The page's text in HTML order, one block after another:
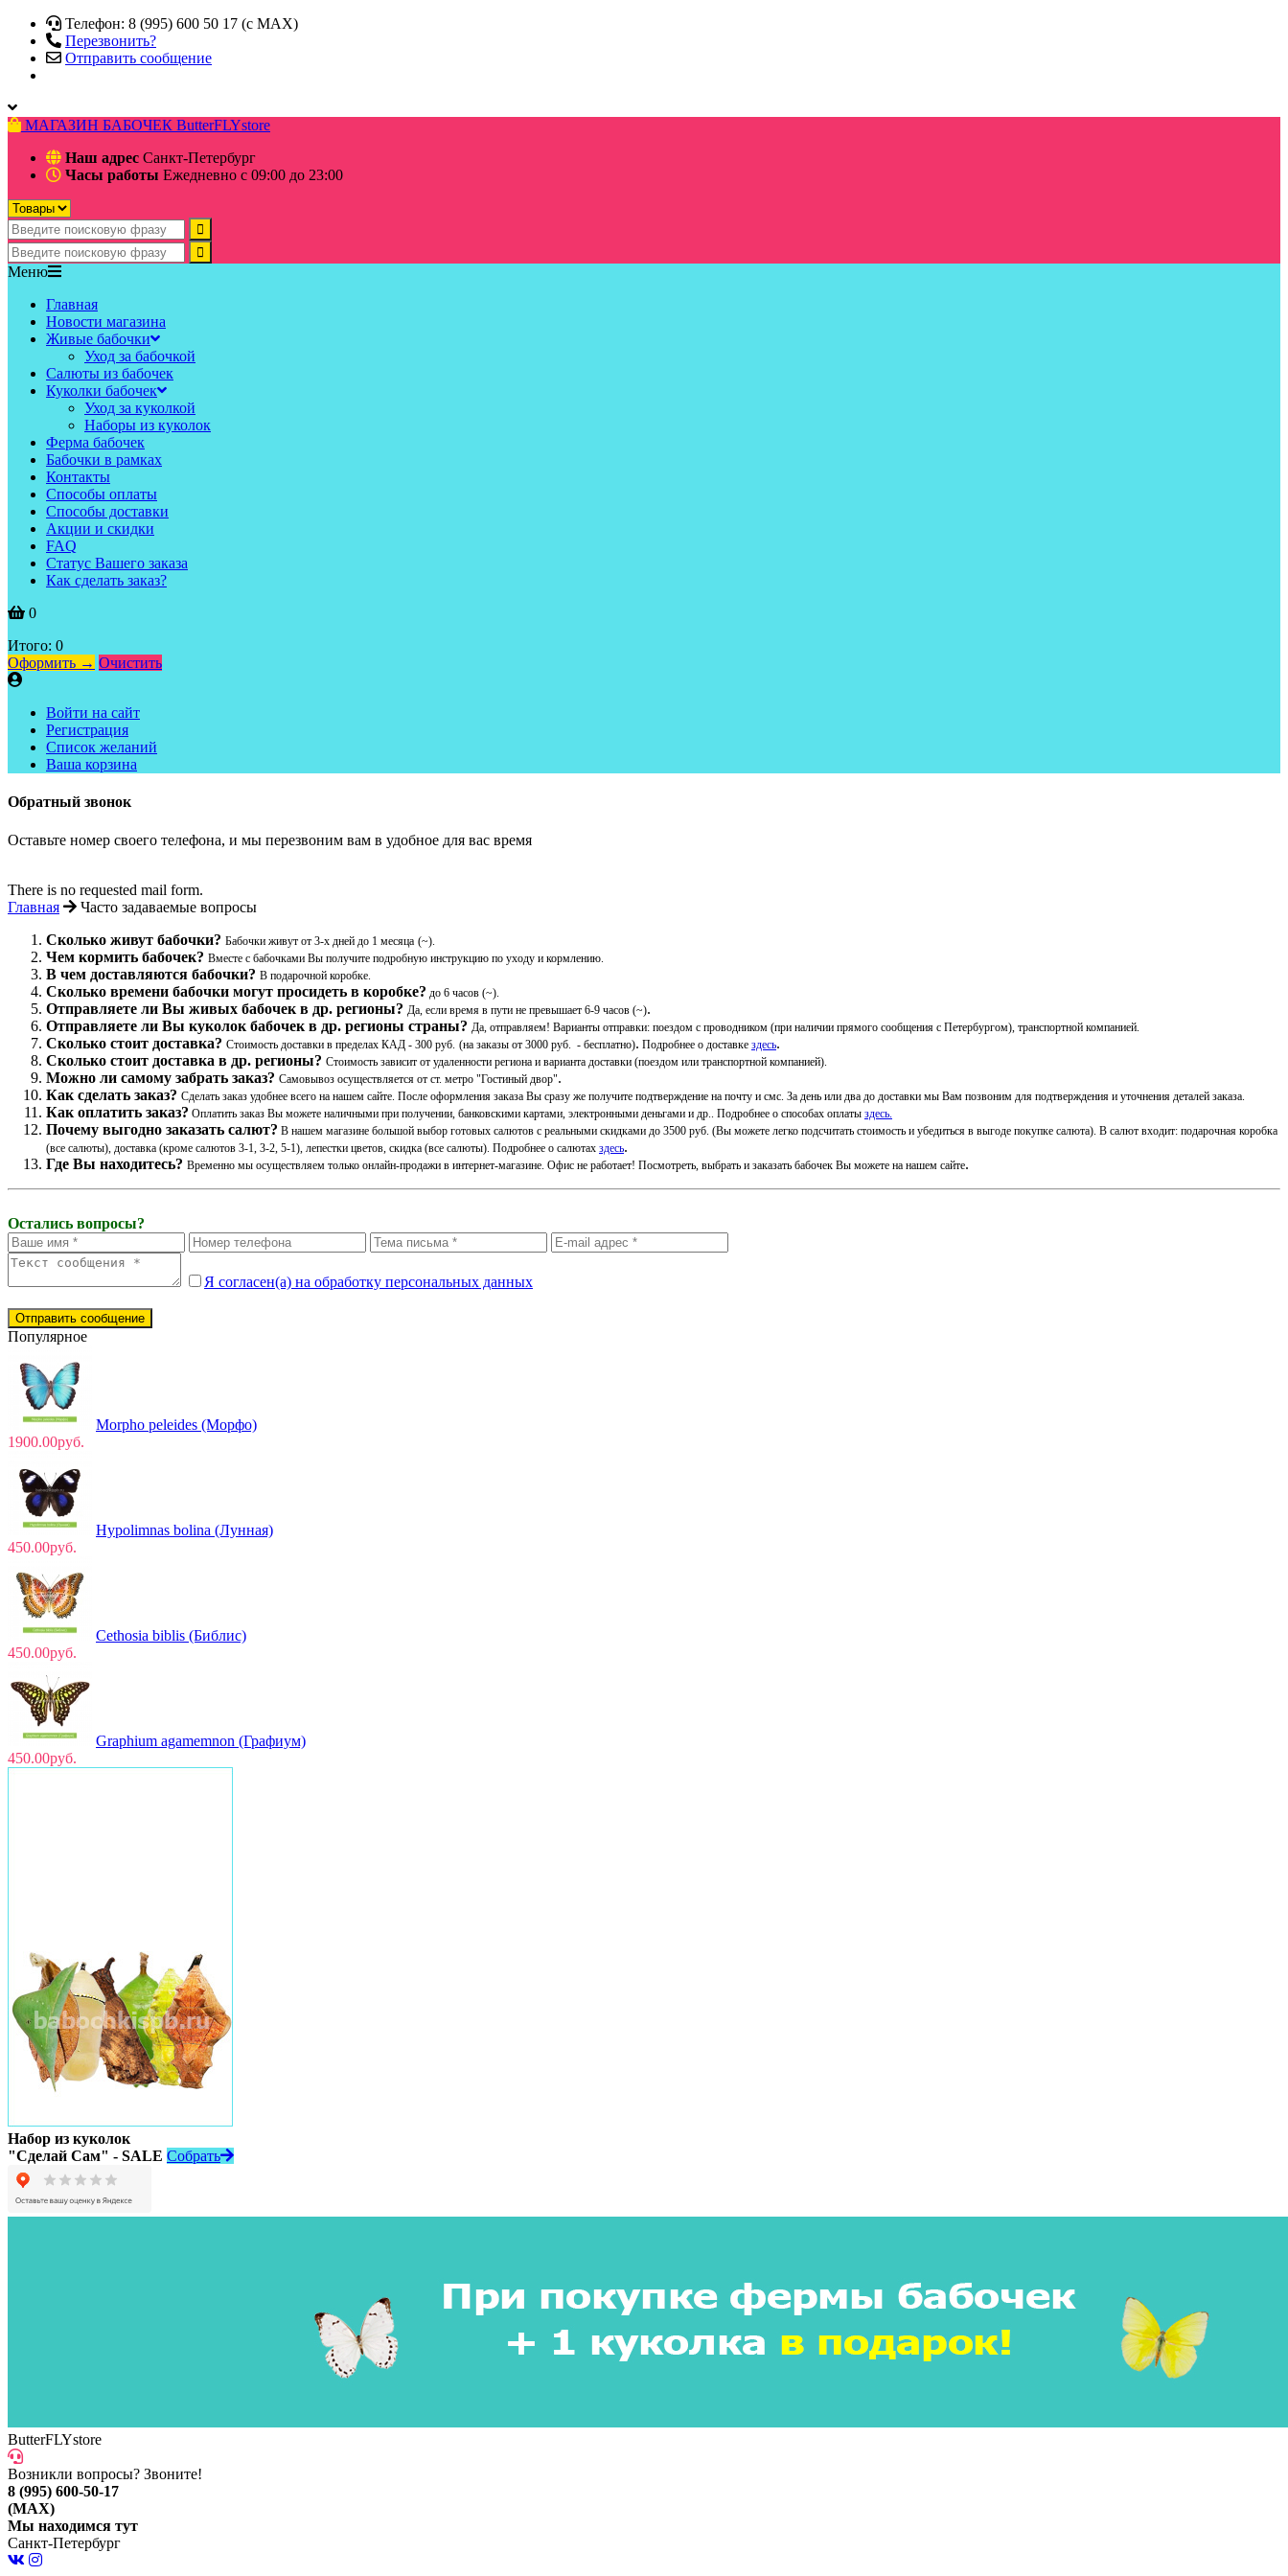
Телефон: 8 (995) 600 50 17 (c MAX)
Перезвонить?
Отправить сообщение
МАГАЗИН БАБОЧЕК ButterFLYstore
Наш адрес Санкт-Петербург
Часы работы Ежедневно с 09:00 до 23:00
Меню
Главная
Новости магазина
Живые бабочки
Уход за бабочкой
Салюты из бабочек
Куколки бабочек
Уход за куколкой
Наборы из куколок
Ферма бабочек
Бабочки в рамках
Контакты
Способы оплаты
Способы доставки
Акции и скидки
FAQ
Статус Вашего заказа
Как сделать заказ?
0
Итого: 0
Оформить → Очистить
Войти на сайт
Регистрация
Список желаний
Ваша корзина
Обратный звонок
Оставьте номер своего телефона, и мы перезвоним вам в удобное для вас время
There is no requested mail form.
Главная
Часто задаваемые вопросы
Сколько живут бабочки? Бабочки живут от 3-х дней до 1 месяца (~).
Чем кормить бабочек? Вместе с бабочками Вы получите подробную инструкцию по уходу и кормлению.
В чем доставляются бабочки? В подарочной коробке.
Сколько времени бабочки могут просидеть в коробке? до 6 часов (~).
Отправляете ли Вы живых бабочек в др. регионы? Да, если время в пути не превышает 6-9 часов (~).
Отправляете ли Вы куколок бабочек в др. регионы страны? Да, отправляем! Варианты отправки: поездом с проводником (при наличии прямого сообщения с Петербургом), транспортной компанией.
Сколько стоит доставка? Стоимость доставки в пределах КАД - 300 руб. (на заказы от 3000 руб. - бесплатно). Подробнее о доставке здесь.
Сколько стоит доставка в др. регионы? Стоимость зависит от удаленности региона и варианта доставки (поездом или транспортной компанией).
Можно ли самому забрать заказ? Самовывоз осуществляется от ст. метро "Гостиный двор".
Как сделать заказ? Сделать заказ удобнее всего на нашем сайте. После оформления заказа Вы сразу же получите подтверждение на почту и смс. За день или два до доставки мы Вам позвоним для подтверждения и уточнения деталей заказа.
Как оплатить заказ? Оплатить заказ Вы можете наличными при получении, банковскими картами, электронными деньгами и др.. Подробнее о способах оплаты здесь.
Почему выгодно заказать салют? В нашем магазине большой выбор готовых салютов с реальными скидками до 3500 руб. (Вы можете легко подсчитать стоимость и убедиться в выгоде покупке салюта). В салют входит: подарочная коробка
(все салюты), доставка (кроме салютов 3-1, 3-2, 5-1), лепестки цветов, скидка (все салюты). Подробнее о салютах здесь.
Где Вы находитесь? Временно мы осуществляем только онлайн-продажи в интернет-магазине. Офис не работает! Посмотреть, выбрать и заказать бабочек Вы можете на нашем сайте.
Остались вопросы?
Я согласен(а) на обработку персональных данных
Отправить сообщение
Популярное
Morpho peleides (Морфо)
1900.00руб.
Hypolimnas bolina (Лунная)
450.00руб.
Cethosia biblis (Библис)
450.00руб.
Graphium agamemnon (Графиум)
450.00руб.
Набор из куколок
"Сделай Сам" - SALE Собрать
ButterFLYstore
Возникли вопросы? Звоните!
8 (995) 600-50-17
(MAX)
Мы находимся тут
Санкт-Петербург